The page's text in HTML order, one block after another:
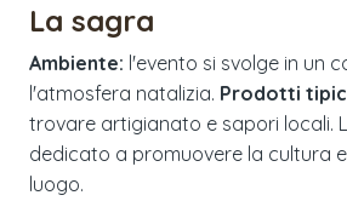
La sagra
Ambiente: l'evento si svolge in un
l'atmosfera natalizia. Prodotti
trovare artigianato e sapori locali.
dedicato a promuovere la cultura
luogo.